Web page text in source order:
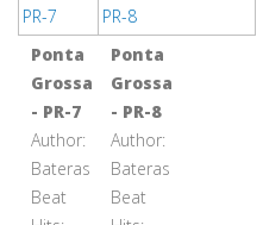
Ponta
Grossa
- PR-7
Author:
Bateras
Beat
Ponta
Grossa
- PR-8
Author:
Bateras
Beat